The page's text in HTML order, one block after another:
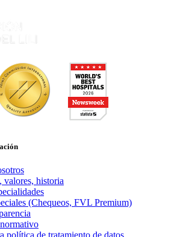
historia
(Chequeos, FVL Premium)